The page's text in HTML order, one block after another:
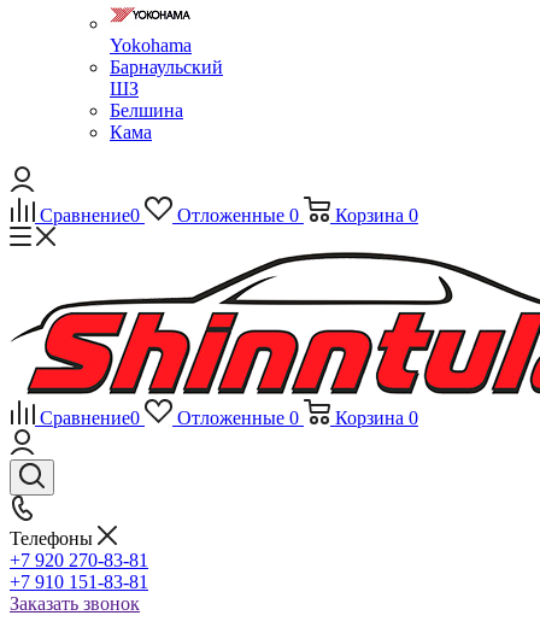
Yokohama
Барнаульский
ШЗ
Белшина
Кама
Сравнение0 Отложенные 0 Корзина 0
Сравнение0 Отложенные 0 Корзина 0
Телефоны
+7 920 270-83-81
+7 910 151-83-81
Заказать звонок